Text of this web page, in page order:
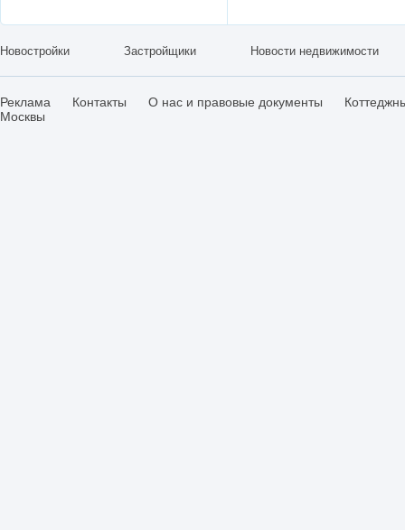
Новостройки Застройщики Новости недвижимости
Реклама Контакты О нас и правовые документы
Москвы